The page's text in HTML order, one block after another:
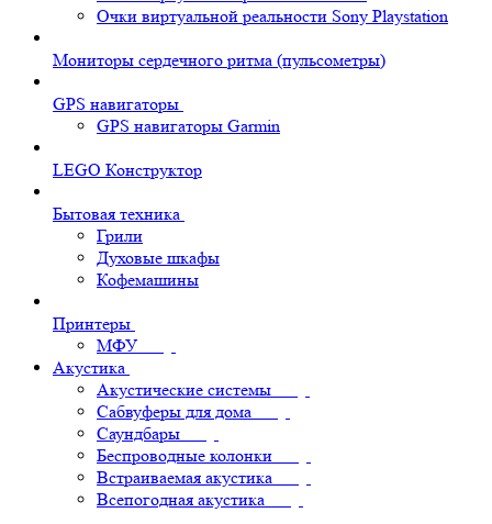
Очки виртуальной реальности Sony Playstation
Мониторы сердечного ритма (пульсометры)
GPS навигаторы
GPS навигаторы Garmin
LEGO Конструктор
Бытовая техника
Грили
Духовые шкафы
Кофемашины
Принтеры
МФУ
Акустика
Акустические системы
Сабвуферы для дома
Саундбары
Беспроводные колонки
Встраиваемая акустика
Всепогодная акустика